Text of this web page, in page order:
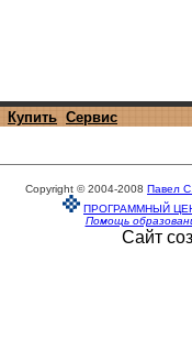
Купить Сервис
Copyright © 2004-2008 Павел
ПРОГРАММНЫЙ
Помощь
Сайт